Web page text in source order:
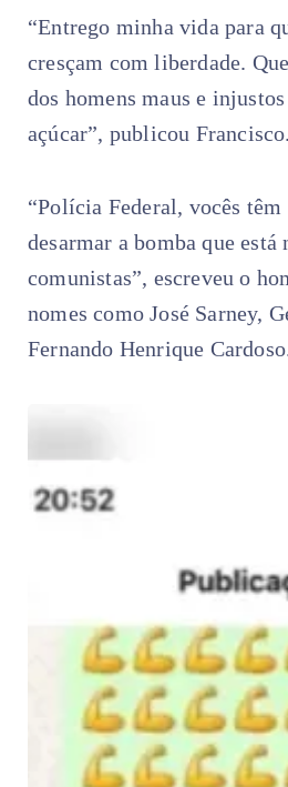
“Entrego minha vida para
cresçam com liberdade.
dos homens maus e
açúcar”, publicou Francisco.
“Polícia Federal, vocês têm
desarmar a bomba que está
comunistas”, escreveu o
nomes como José Sarney,
Fernando Henrique